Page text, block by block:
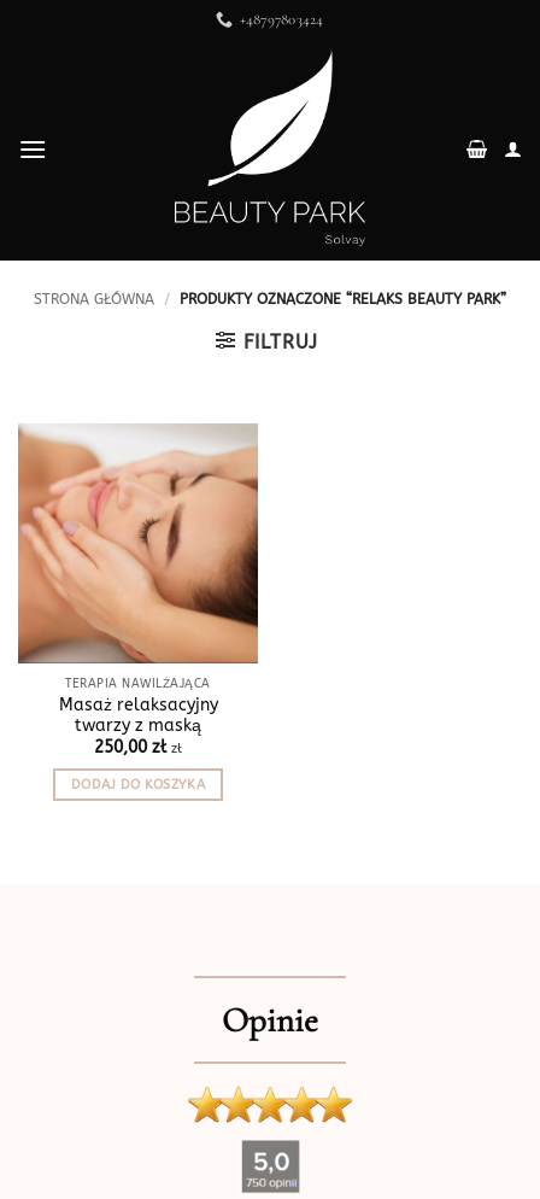
+48797803424
STRONA GŁÓWNA / PRODUKTY OZNACZONE “RELAKS BEAUTY PARK”
FILTRUJ
TERAPIA NAWILŻAJĄCA
Masaż relaksacyjny
twarzy z maską
250,00zł zł
DODAJ DO KOSZYKA
Opinie